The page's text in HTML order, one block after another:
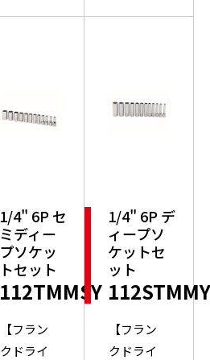
1/4" 6P セ
ミディー
プソケッ
トセット
112TMMSY
【フラン
クドライ
1/4" 6P デ
ィープソ
ケットセ
ット
【フラン
クドライ